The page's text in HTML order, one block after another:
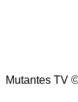
Mutantes TV